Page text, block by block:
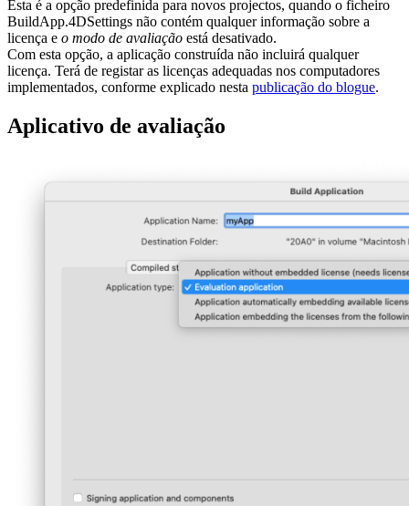
Esta é a opção predefinida para novos projectos, quando o ficheiro
BuildApp.4DSettings não contém qualquer informação sobre a
licença e o modo de avaliação está desativado.
Com esta opção, a aplicação construída não incluirá qualquer
licença. Terá de registar as licenças adequadas nos computadores
implementados, conforme explicado nesta publicação do blogue.
Aplicativo de avaliação